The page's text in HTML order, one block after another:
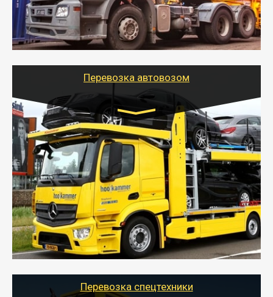
- Наша транспортная компания поможет
организовать доставку в порт и из порта
стандартных контейнеров на контейнеровозе,
шаландах и площадках (открытых кузовах),
используя надежные крепления.
Перевозка автовозом
Цена за км. Рассчитывается
индивидуально
- Перевозка автовозом от Тайгер Логистик – это
быстрый и безопасный способ доставить несколько
легковых автомобилей за одну поездку в другой
город.
- Наша транспортная компания организует доставку
машин автовозом, подобрав оптимальный маршрут с
учетом всех особенности по пути следования.
Перевозка спецтехники